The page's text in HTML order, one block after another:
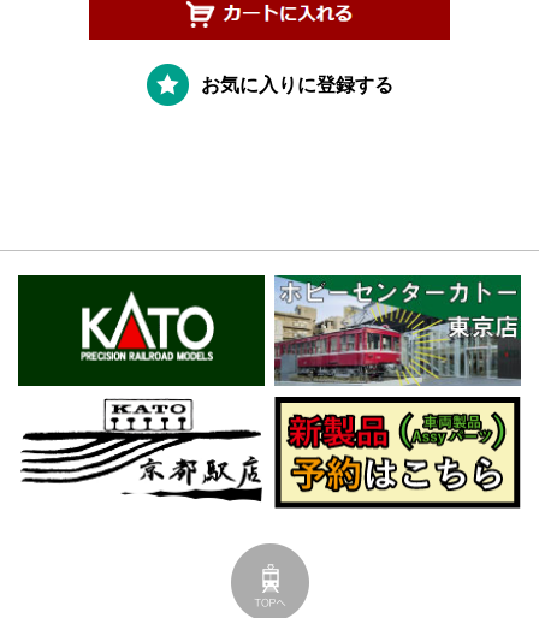
お気に入りに登録する